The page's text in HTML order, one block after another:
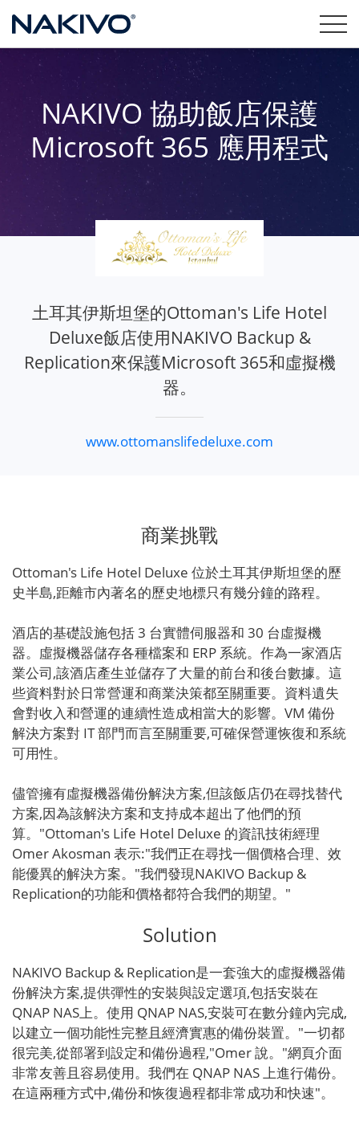
NAKIVO 協助飯店保護
Microsoft 365 應用程式
土耳其伊斯坦堡的Ottoman's Life Hotel
Deluxe飯店使用NAKIVO Backup &
Replication來保護Microsoft 365和虛擬機
器。
www.ottomanslifedeluxe.com
商業挑戰
Ottoman's Life Hotel Deluxe 位於土耳其伊斯坦堡的歷
史半島,距離市內著名的歷史地標只有幾分鐘的路程。
酒店的基礎設施包括 3 台實體伺服器和 30 台虛擬機
器。虛擬機器儲存各種檔案和 ERP 系統。作為一家酒店
業公司,該酒店產生並儲存了大量的前台和後台數據。這
些資料對於日常營運和商業決策都至關重要。資料遺失
會對收入和營運的連續性造成相當大的影響。VM 備份
解決方案對 IT 部門而言至關重要,可確保營運恢復和系統
可用性。
儘管擁有虛擬機器備份解決方案,但該飯店仍在尋找替代
方案,因為該解決方案和支持成本超出了他們的預
算。"Ottoman's Life Hotel Deluxe 的資訊技術經理
Omer Akosman 表示:"我們正在尋找一個價格合理、效
能優異的解決方案。"我們發現NAKIVO Backup &
Replication的功能和價格都符合我們的期望。"
Solution
NAKIVO Backup & Replication是一套強大的虛擬機器備
份解決方案,提供彈性的安裝與設定選項,包括安裝在
QNAP NAS上。使用 QNAP NAS,安裝可在數分鐘內完成,
以建立一個功能性完整且經濟實惠的備份裝置。"一切都
很完美,從部署到設定和備份過程,"Omer 說。"網頁介面
非常友善且容易使用。我們在 QNAP NAS 上進行備份。
在這兩種方式中,備份和恢復過程都非常成功和快速"。